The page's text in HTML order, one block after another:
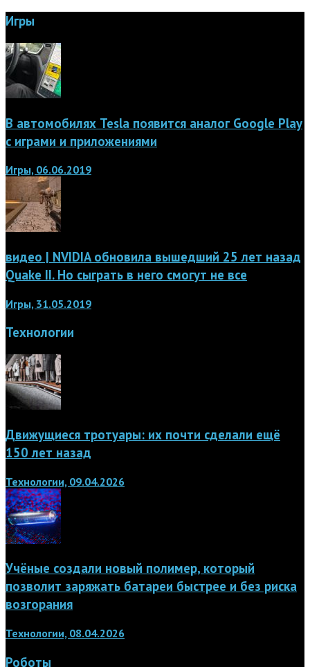
Игры
В автомобилях Tesla появится аналог Google Play
с играми и приложениями
Игры, 06.06.2019
видео | NVIDIA обновила вышедший 25 лет назад
Quake II. Но сыграть в него смогут не все
Игры, 31.05.2019
Технологии
Движущиеся тротуары: их почти сделали ещё
150 лет назад
Технологии, 09.04.2026
Учёные создали новый полимер, который
позволит заряжать батареи быстрее и без риска
возгорания
Технологии, 08.04.2026
Роботы